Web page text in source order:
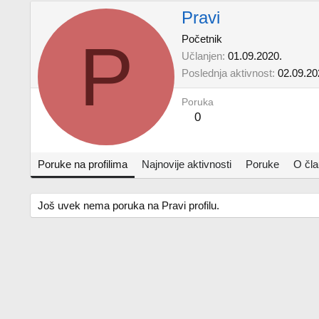
P
Pravi
Početnik
Učlanjen 01.09.2020.
Poslednja aktivnost
Poruka
0
Poruke na profilima Najnovije aktivnosti Poruke O
Još uvek nema poruka na Pravi profilu.